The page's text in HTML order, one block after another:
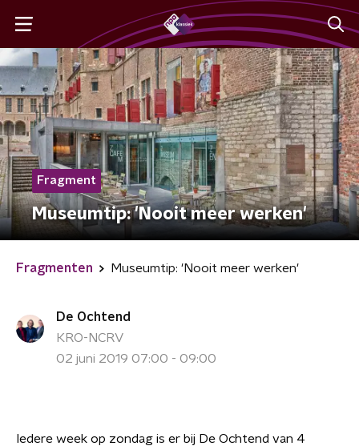
Fragment
Museumtip: 'Nooit meer werken'
Fragmenten Museumtip: 'Nooit meer werken'
De Ochtend
KRO-NCRV
02 juni 2019 07:00 - 09:00
Iedere week op zondag is er bij De Ochtend van 4